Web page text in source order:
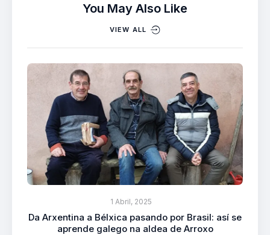
You May Also Like
VIEW ALL
1 Abril, 2025
Da Arxentina a Bélxica pasando por Brasil: así se
aprende galego na aldea de Arroxo